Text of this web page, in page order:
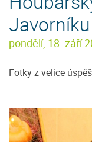
pondělí, 18. září
Fotky z velice